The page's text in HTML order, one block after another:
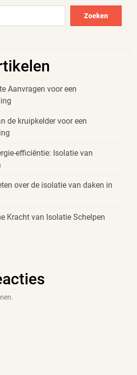
Zoeken
Aanvragen voor een
de kruipkelder voor een
efficiëntie: Isolatie van
over de isolatie van daken in
Kracht van Isolatie Schelpen